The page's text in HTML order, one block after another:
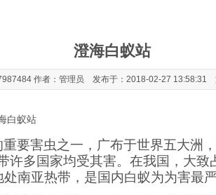
澄海白蚁站
作者：管理员 发布于：2018-02-27 13:58:31
白蚁站
要害虫之一，广布于世界五大洲
许多国家均受其害。在我国，大致
南亚热带，是国内白蚁为为害最